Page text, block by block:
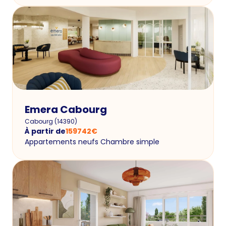
Emera Cabourg
Cabourg (14390)
À partir de159742€
Appartements neufs Chambre simple